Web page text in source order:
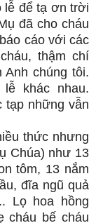
lễ để tạ ơn trời
đã cho cháu
cáo với các
thậm chí
chúng tôi.
khác nhau.
tạp những vẫn
thức nhưng
Chúa) như 13
tôm, 13 nắm
đĩa ngũ quả
Lọ hoa hồng
cháu bế cháu